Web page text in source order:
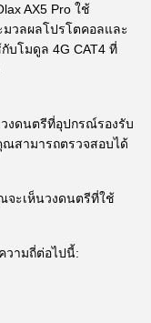
AX5 Pro ใช้
มวลผลโปรโตคอลและ
บโมดูล 4G CAT4 ที่
งดนตรีที่อุปกรณ์รองรับ
สามารถตรวจสอบได้
ะเห็นวงดนตรีที่ใช้
วามถี่ต่อไปนี้: